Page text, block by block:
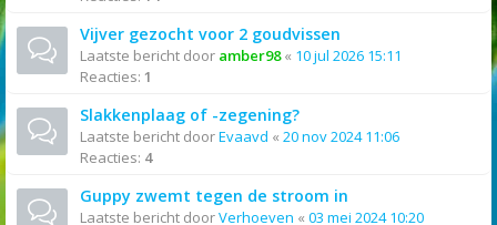
Vijver gezocht voor 2 goudvissen
Laatste bericht door amber98« 10 jul 2026 15:11
Reacties: 1
Slakkenplaag of -zegening?
Laatste bericht doorEvaavd « 20 nov 2024 11:06
Reacties: 4
Guppy zwemt tegen de stroom in
Laatste bericht doorVerhoeven « 03 mei 2024 10:20